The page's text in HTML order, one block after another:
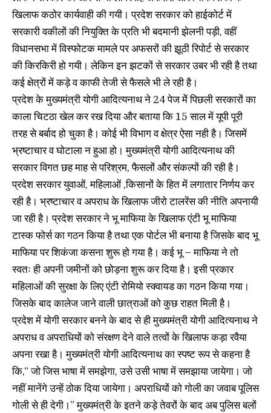
खिलाफ कठोर कार्यवाही की गयी। प्रदेश सरकार को हाईकोर्ट में
सरकारी वकीलों की नियुक्ति के प्रति भी बदमानी झेलनी पड़ी, वहीं
विधानसभा में विस्फोटक मामले पर अफसरों की झूठी रिपोर्ट से सरकार
की किरकिरी हो गयी। लेकिन इन झटकों से सरकार उबर भी रही है तथा
कई क्षेत्रों में कड़े व काफी तेजी से फैसले भी ले रही है।
प्रदेश के मुख्यमंत्री योगी आदित्यनाथ ने 24 पेज मेें पिछली सरकारों का
काला चिटठा खेल कर रख दिया और बताया कि 15 साल में यूपी पूरी
तरह से बर्बाद हो चुका है। कोई भी विभाग व क्षेत्र ऐसा नही है। जिसमें
भ्रष्टाचार व घोटाला न हुआ हो। मुख्यमंत्री योगी आदित्यनाथ की
सरकार विगत छह माह से परिश्रम, फैसलों और संकल्पों की रही है।
प्रदेश सरकार युवाओं, महिलाओं ,किसानों के हित में लगातार निर्णय कर
रही है। भ्रष्टाचार व अपराध के खिलाफ जीरो टालरेंस की नीति अपनायी
जा रही है। प्रदेश सरकार ने भू माफिया के खिलाफ एंटी भू माफिया
टास्क फोर्स का गठन किया है तथा एक पोर्टल भी बनाया है जिसके बाद भू
माफिया पर शिकंजा कसना शुरू हो गया है। कई भू – माफिया ने तो
स्वतः ही अपनी जमीनों को छोड़ना शुरू कर दिया है। इसी प्रकार
महिलाओं की सुरक्षा के लिए एंटी रोमियो स्क्वायड का गठन किया गया।
जिसके बाद कालेज जाने वाली छात्राओं को कुछ राहत मिली है।
प्रदेश में योगी सरकार बनने के बाद से ही मुख्यमंत्री योगी आदित्यनाथ ने
अपराध व अपराधियों को संरक्षण देने वाले तत्वों के खिलाफ कड़ा रवैया
अपना रखा है। मुख्यमंत्री योगी आदित्यनाथ का स्पष्ट रूप से कहना है
कि,“ जो जिस भाषा में समझेगा, उसे उसी भाषा में समझाया जायेगा। जो
नहीं मानेंगे उन्हें ठोक दिया जायेगा। अपराधियों को गोली का जवाब पूलिस
गोली से ही देगी।” मुख्यमंत्री के इतने कड़े तेवरों के बाद अब पुलिस बलों